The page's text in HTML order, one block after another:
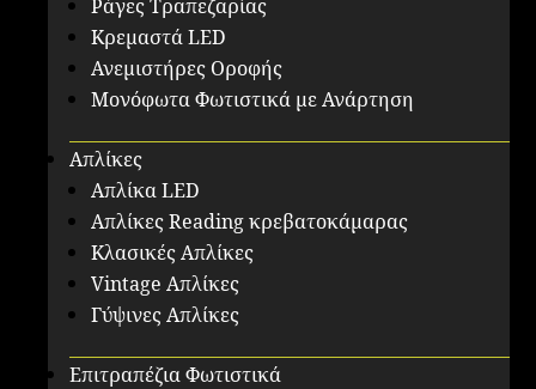
Ράγες Τραπεζαρίας
Κρεμαστά LED
Ανεμιστήρες Οροφής
Μονόφωτα Φωτιστικά με Ανάρτηση
Απλίκες
Απλίκα LED
Απλίκες Reading κρεβατοκάμαρας
Κλασικές Απλίκες
Vintage Απλίκες
Γύψινες Απλίκες
Επιτραπέζια Φωτιστικά